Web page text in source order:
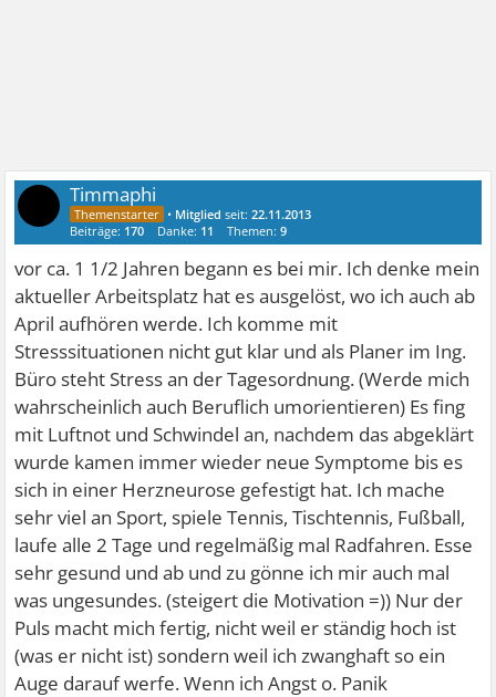
Timmaphi
• Mitglied seit:22.11.2013
Beiträge: 170 Danke: 11 Themen:9
vor ca. 1 1/2 Jahren begann es bei mir. Ich denke mein
aktueller Arbeitsplatz hat es ausgelöst, wo ich auch ab
April aufhören werde. Ich komme mit
Stresssituationen nicht gut klar und als Planer im Ing.
Büro steht Stress an der Tagesordnung. (Werde mich
wahrscheinlich auch Beruflich umorientieren) Es fing
mit Luftnot und Schwindel an, nachdem das abgeklärt
wurde kamen immer wieder neue Symptome bis es
sich in einer Herzneurose gefestigt hat. Ich mache
sehr viel an Sport, spiele Tennis, Tischtennis, Fußball,
laufe alle 2 Tage und regelmäßig mal Radfahren. Esse
sehr gesund und ab und zu gönne ich mir auch mal
was ungesundes. (steigert die Motivation =)) Nur der
Puls macht mich fertig, nicht weil er ständig hoch ist
(was er nicht ist) sondern weil ich zwanghaft so ein
Auge darauf werfe. Wenn ich Angst o. Panik